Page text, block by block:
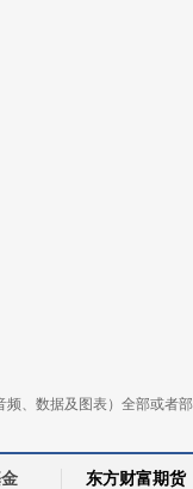
、数据及图表）全部或者
东方财富期货